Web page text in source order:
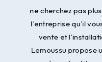
ne cherchez pas
l'entreprise qu'il
vente et
Lemoussu propose